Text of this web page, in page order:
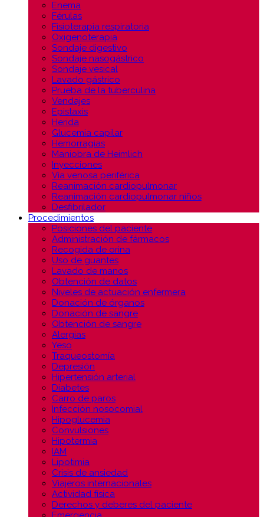
Enema
Férulas
Fisioterapia respiratoria
Oxigenoterapia
Sondaje digestivo
Sondaje nasogástrico
Sondaje vesical
Lavado gástrico
Prueba de la tuberculina
Vendajes
Epistaxis
Herida
Glucemia capilar
Hemorragias
Maniobra de Heimlich
Inyecciones
Vía venosa periférica
Reanimación cardiopulmonar
Reanimación cardiopulmonar niños
Desfibrilador
Procedimientos
Posiciones del paciente
Administración de fármacos
Recogida de orina
Uso de guantes
Lavado de manos
Obtención de datos
Niveles de actuación enfermera
Donación de órganos
Donación de sangre
Obtención de sangre
Alergias
Yeso
Traqueostomía
Depresión
Hipertensión arterial
Diabetes
Carro de paros
Infección nosocomial
Hipoglucemia
Convulsiones
Hipotermia
IAM
Lipotimia
Crisis de ansiedad
Viajeros internacionales
Actividad física
Derechos y deberes del paciente